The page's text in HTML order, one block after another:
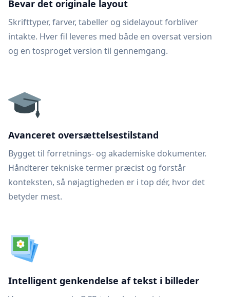
Bevar det originale layout
Skrifttyper, farver, tabeller og sidelayout forbliver
intakte. Hver fil leveres med både en oversat version
og en tosproget version til gennemgang.
Avanceret oversættelsestilstand
Bygget til forretnings- og akademiske dokumenter.
Håndterer tekniske termer præcist og forstår
konteksten, så nøjagtigheden er i top dér, hvor det
betyder mest.
Intelligent genkendelse af tekst i billeder